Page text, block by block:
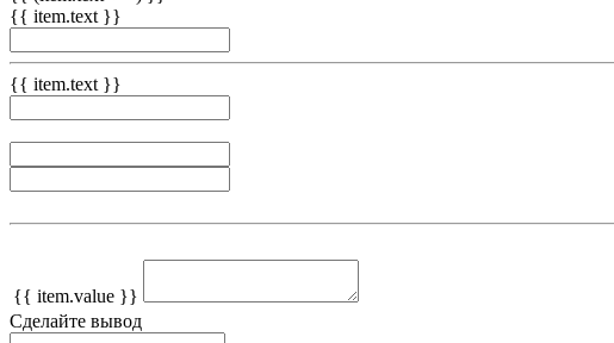
{{ item.text }}
{{ item.text }}
{{ item.value }}
Сделайте вывод